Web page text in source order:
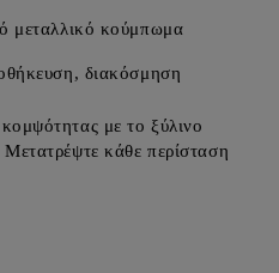
μεταλλικό κούμπωμα
διακόσμηση
με το ξύλινο
κάθε περίσταση